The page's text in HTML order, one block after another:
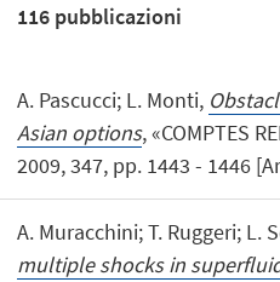
116 pubblicazioni
A. Pascucci; L. Monti,
Asian options, «COMPTES
2009, 347, pp. 1443 - 1446
A. Muracchini; T. Ruggeri; L.
multiple shocks in